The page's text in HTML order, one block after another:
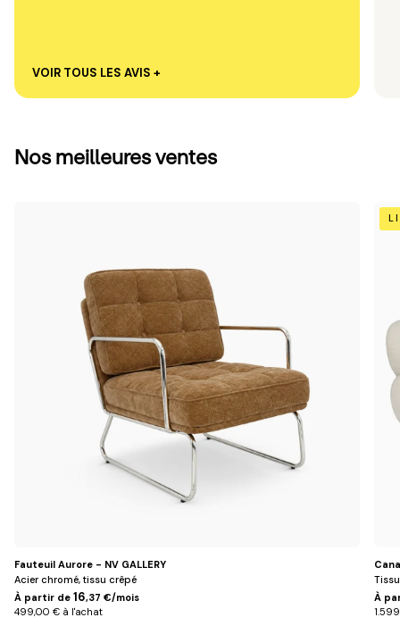
VOIR TOUS LES AVIS +
Nos meilleures ventes
Fauteuil Aurore - NV GALLERY
Acier chromé, tissu crêpé
À partir de 16,37 €/mois
499,00 € à l'achat
À